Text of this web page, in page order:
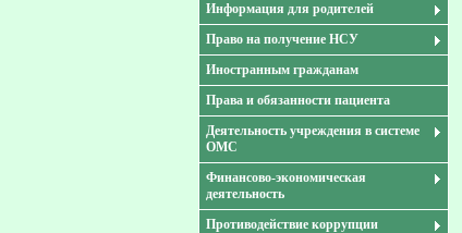
Информация для родителей
Право на получение НСУ
Иностранным гражданам
Права и обязанности пациента
Деятельность учреждения в системе
ОМС
Финансово-экономическая
деятельность
Противодействие коррупции